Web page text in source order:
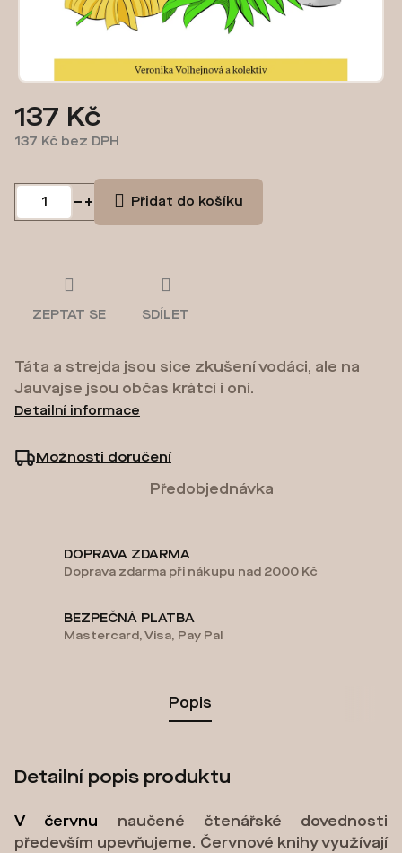
137 Kč
137 Kč bez DPH
Předobjednávka
Možnosti doručení
Přidat do košíku
Táta a strejda jsou sice zkušení vodáci, ale na
Jauvajse jsou občas krátcí i oni.
Detailní informace
ZEPTAT SE SDÍLET
DOPRAVA ZDARMA
Doprava zdarma při nákupu nad 2000 Kč
BEZPEČNÁ PLATBA
Mastercard, Visa, Pay Pal
Popis
Detailní popis produktu
V červnu
naučené čtenářské dovednosti
především upevňujeme. Červnové knihy využívají